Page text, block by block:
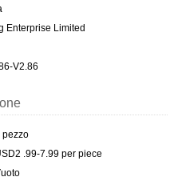
Enterprise Limited
V2.86
pezzo
.99-7.99 per piece